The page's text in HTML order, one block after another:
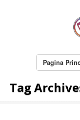
Pagina
Tag